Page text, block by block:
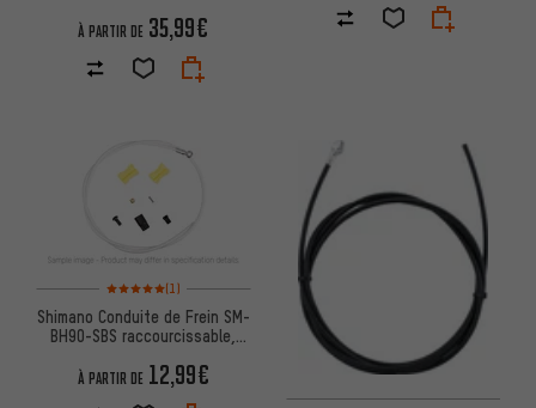
À PARTIR DE 35,99€
Note moyenne : 5 sur 5 d'après 1 avis
(1)
Shimano Conduite de Frein SM-
BH90-SBS raccourcissable,
À PARTIR DE 12,99€